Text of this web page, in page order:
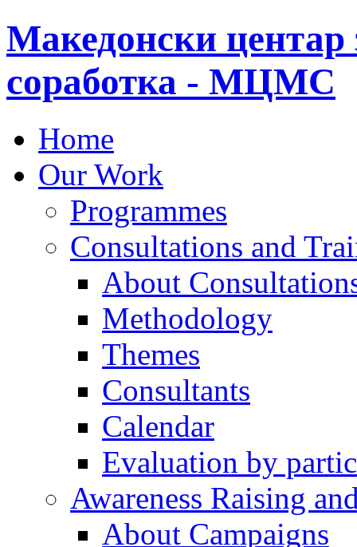
Македонски центар
соработка - МЦМС
Home
Our Work
Programmes
Consultations and
About
Methodology
Themes
Consultants
Calendar
Evaluation by
Awareness Raising
About Campaigns